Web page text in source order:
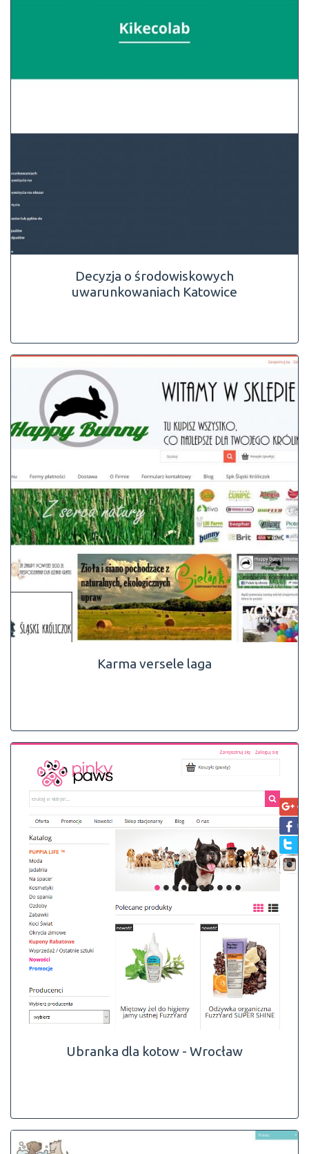
Decyzja o środowiskowych
uwarunkowaniach Katowice
Karma versele laga
Ubranka dla kotow - Wrocław